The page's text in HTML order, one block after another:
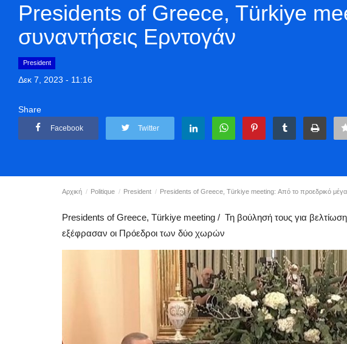
Presidents of Greece, Türkiye
συναντήσεις Ερντογάν
President
Δεκ 7, 2023 - 11:16
Share
Facebook Twitter
Αρχική Politique President Presidents of Greece, Türkiye meeting: Από το προεδρικό
Presidents of Greece, Türkiye meeting / Τη βούλησή τους για
εξέφρασαν οι Πρόεδροι των δύο χωρών